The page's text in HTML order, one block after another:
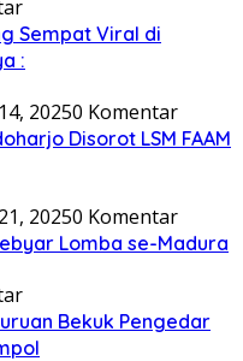
Sempat Viral di
:
20250 Komentar
Disorot LSM FAAM
20250 Komentar
Lomba se-Madura
Bekuk Pengedar